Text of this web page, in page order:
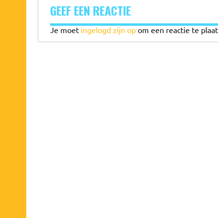
GEEF EEN REACTIE
Je moet ingelogd zijn opom een reactie te